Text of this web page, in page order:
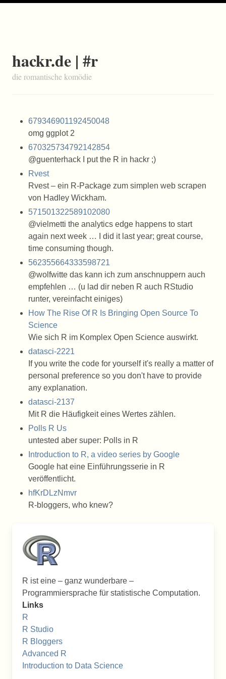
hackr.de | #r
die romantische komödie
679346901192450048
omg ggplot 2
670325734792142854
@guenterhack I put the R in hackr ;)
Rvest
Rvest – ein R-Package zum simplen web scrapen
von Hadley Wickham.
571501322589102080
@vielmetti the analytics edge happens to start
again next week … I did it last year; great course,
time consuming though.
562355664333598721
@wolfwitte das kann ich zum anschnuppern auch
empfehlen … (u lad dir neben R auch RStudio
runter, vereinfacht einiges)
How The Rise Of R Is Bringing Open Source To
Science
Wie sich R im Komplex Open Science auswirkt.
datasci-2221
If you write the code for yourself it's really a matter of
personal preference so you don't have to provide
any explanation.
datasci-2137
Mit R die Häufigkeit eines Wertes zählen.
Polls R Us
untested aber super: Polls in R
Introduction to R, a video series by Google
Google hat eine Einführungsserie in R
veröffentlicht.
hfKrDLzNmvr
R-bloggers, who knew?
R ist eine – ganz wunderbare –
Programmiersprache für statistische Computation.
Links
R
R Studio
R Bloggers
Advanced R
Introduction to Data Science